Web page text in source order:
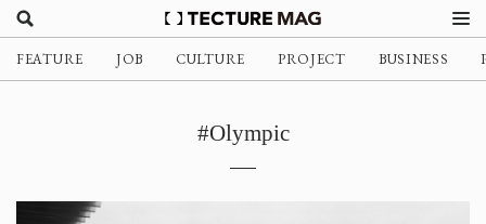
FEATURE JOB CULTURE PROJECT BUSINESS
#Olympic